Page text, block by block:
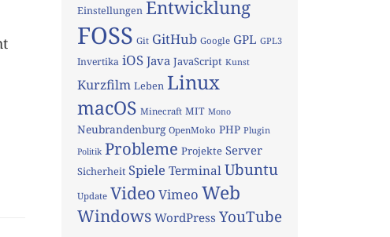
Einstellungen Entwicklung
FOSS Git GitHub Google GPL GPL3
Invertika iOS Java JavaScript Kunst
Kurzfilm Leben Linux
macOS Minecraft MIT Mono
Neubrandenburg OpenMoko PHP Plugin
Politik Probleme Projekte Server
Sicherheit Spiele TerminalUbuntu
Update VideoVimeo Web
Windows WordPress YouTube